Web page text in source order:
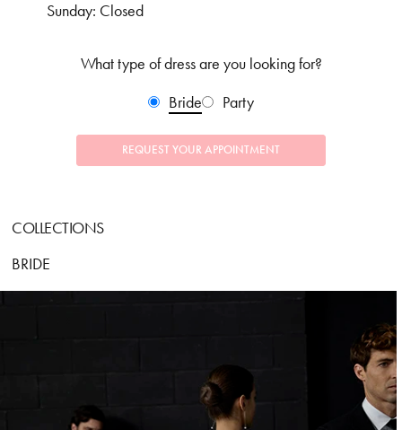
Sunday: Closed
What type of dress are you looking for?
Bride
Party
REQUEST YOUR APPOINTMENT
COLLECTIONS
BRIDE